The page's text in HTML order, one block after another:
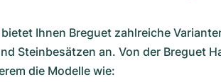
Ihnen Breguet zahlreiche
Steinbesätzen an. Von der Breguet
die Modelle wie: